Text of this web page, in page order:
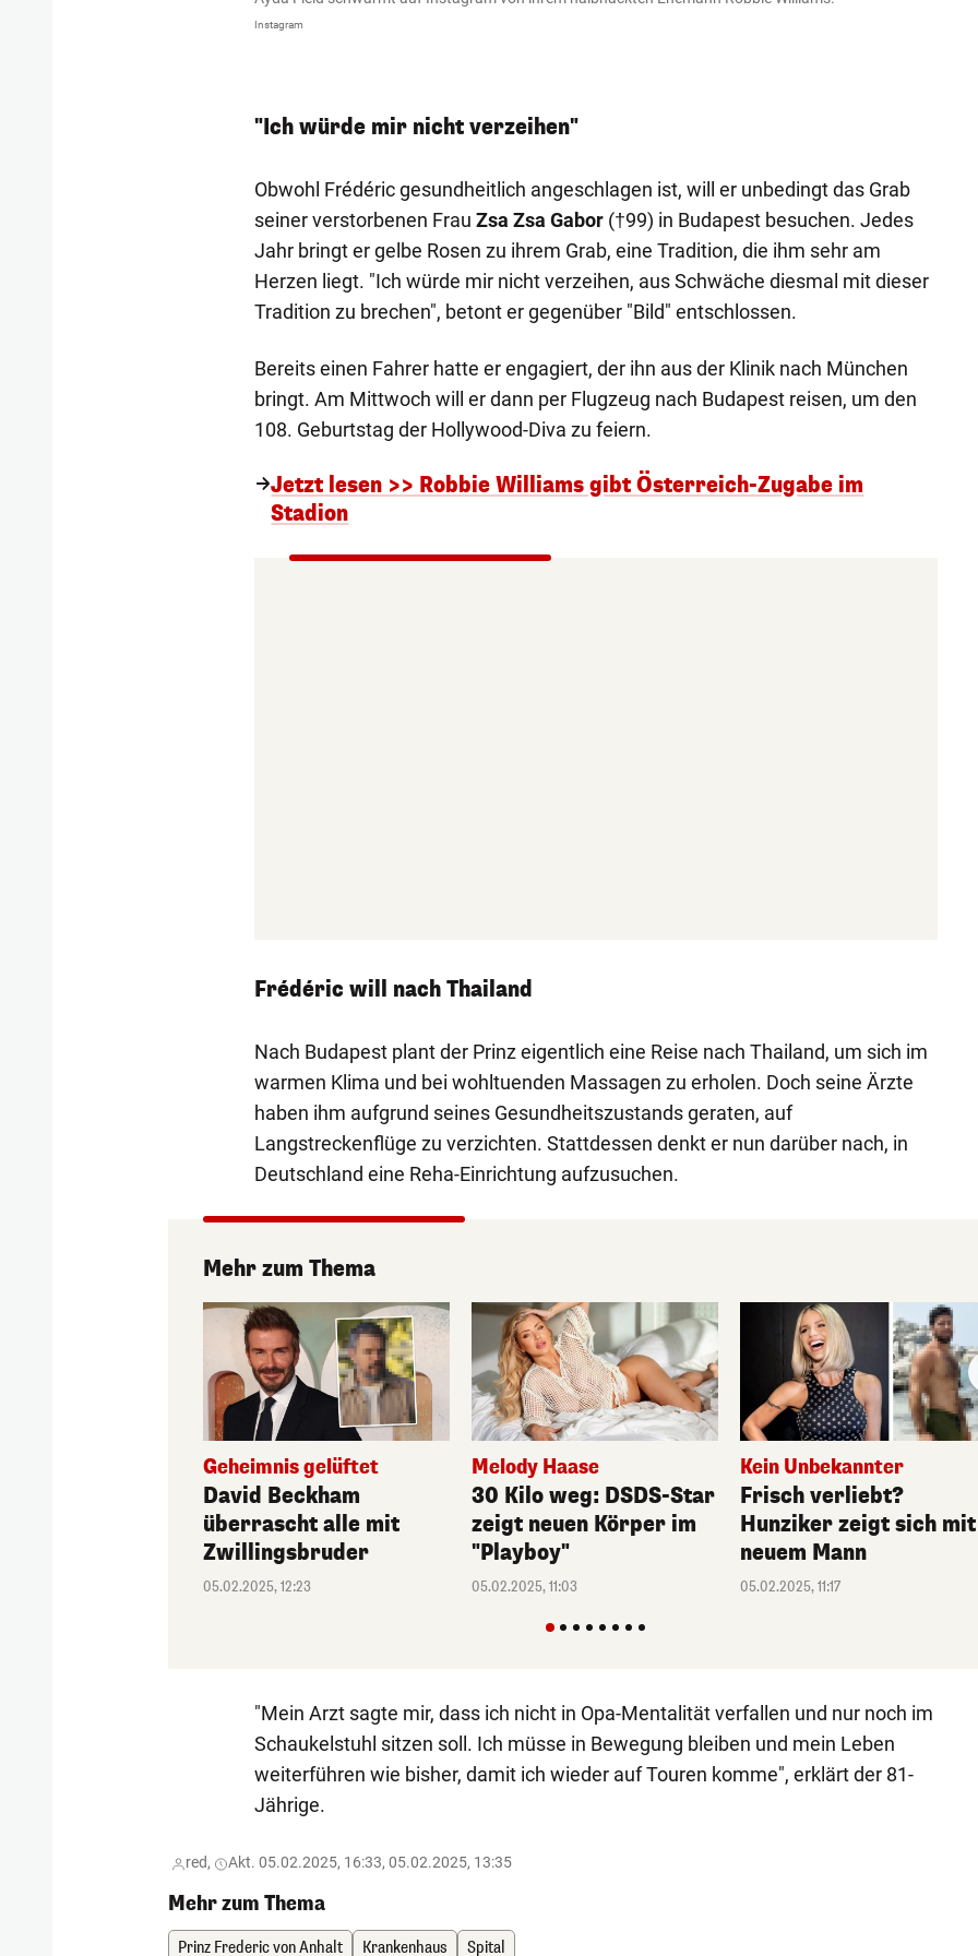
Instagram
"Ich würde mir nicht verzeihen"
Obwohl Frédéric gesundheitlich angeschlagen ist, will er unbedingt das Grab
seiner verstorbenen Frau Zsa Zsa Gabor(†99) in Budapest besuchen. Jedes
Jahr bringt er gelbe Rosen zu ihrem Grab, eine Tradition, die ihm sehr am
Herzen liegt. "Ich würde mir nicht verzeihen, aus Schwäche diesmal mit dieser
Tradition zu brechen", betont er gegenüber "Bild" entschlossen.
Bereits einen Fahrer hatte er engagiert, der ihn aus der Klinik nach München
bringt. Am Mittwoch will er dann per Flugzeug nach Budapest reisen, um den
108. Geburtstag der Hollywood-Diva zu feiern.
Jetzt lesen >> Robbie Williams gibt Österreich-Zugabe im
Stadion
Frédéric will nach Thailand
Nach Budapest plant der Prinz eigentlich eine Reise nach Thailand, um sich im
warmen Klima und bei wohltuenden Massagen zu erholen. Doch seine Ärzte
haben ihm aufgrund seines Gesundheitszustands geraten, auf
Langstreckenflüge zu verzichten. Stattdessen denkt er nun darüber nach, in
Deutschland eine Reha-Einrichtung aufzusuchen.
Mehr zum Thema
Geheimnis gelüftet
David Beckham
überrascht alle mit
Zwillingsbruder
05.02.2025, 12:23
Melody Haase
30 Kilo weg: DSDS-Star
zeigt neuen Körper im
"Playboy"
05.02.2025, 11:03
Kein Unbekannter
Frisch verliebt?
Hunziker zeigt sich mit
neuem Mann
05.02.2025, 11:17
"Mein Arzt sagte mir, dass ich nicht in Opa-Mentalität verfallen und nur noch im
Schaukelstuhl sitzen soll. Ich müsse in Bewegung bleiben und mein Leben
weiterführen wie bisher, damit ich wieder auf Touren komme", erklärt der 81-
Jährige.
red, Akt. 05.02.2025, 16:33, 05.02.2025, 13:35
Mehr zum Thema
Prinz Frederic von Anhalt Krankenhaus Spital